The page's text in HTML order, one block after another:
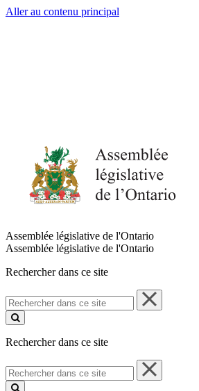
Aller au contenu principal
Assemblée législative de l'Ontario
Assemblée législative de l'Ontario
Rechercher dans ce site
Rechercher
dans
ce
Rechercher dans ce site
Rechercher
dans